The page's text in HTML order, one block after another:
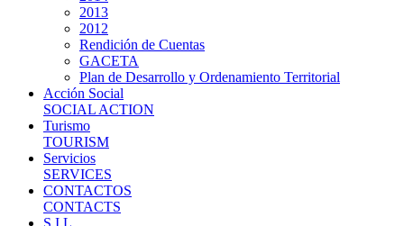
2013
2012
Rendición de Cuentas
GACETA
Plan de Desarrollo y Ordenamiento Territorial
Acción Social
SOCIAL ACTION
Turismo
TOURISM
Servicios
SERVICES
CONTACTOS
CONTACTS
S.I.L